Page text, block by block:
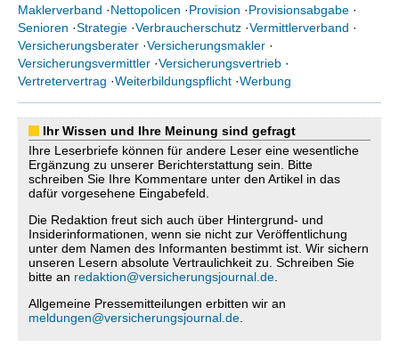
Maklerverband ·Nettopolicen ·Provision ·Provisionsabgabe ·
Senioren ·Strategie ·Verbraucherschutz ·Vermittlerverband ·
Versicherungsberater ·Versicherungsmakler ·
Versicherungsvermittler ·Versicherungsvertrieb ·
Vertretervertrag ·Weiterbildungspflicht ·Werbung
Ihr Wissen und Ihre Meinung sind gefragt
Ihre Leserbriefe können für andere Leser eine wesentliche
Ergänzung zu unserer Berichterstattung sein. Bitte
schreiben Sie Ihre Kommentare unter den Artikel in das
dafür vorgesehene Eingabefeld.
Die Redaktion freut sich auch über Hintergrund- und
Insiderinformationen, wenn sie nicht zur Veröffentlichung
unter dem Namen des Informanten bestimmt ist. Wir sichern
unseren Lesern absolute Vertraulichkeit zu. Schreiben Sie
bitte an redaktion@versicherungsjournal.de
Allgemeine Pressemitteilungen erbitten wir an
meldungen@versicherungsjournal.de